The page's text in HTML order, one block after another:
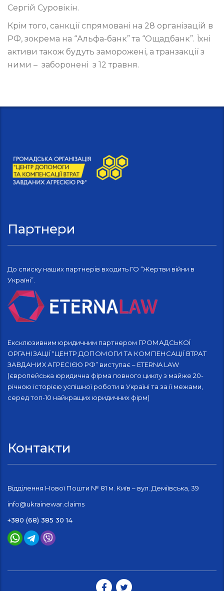
Сергій Суровікін.
Крім того, санкції спрямовані на 28 організацій в
РФ, зокрема на “Альфа-банк” та “Ощадбанк”. Їхні
активи також будуть заморожені, а транзакції з
ними – заборонені з 12 травня.
Партнери
До списку наших партнерів входить ГО “Жертви війни в
Україні”.
Ексклюзивним юридичним партнером ГРОМАДСЬКОЇ
ОРГАНІЗАЦІЇ “ЦЕНТР ДОПОМОГИ ТА КОМПЕНСАЦІЇ ВТРАТ
ЗАВДАНИХ АГРЕСІЄЮ РФ” виступає – ETERNA LAW
(європейська юридична фірма повного циклу з майже 20-
річною історією успішної роботи в Україні та за її межами,
серед топ-10 найкращих юридичних фірм)
Контакти
Відділення Нової Пошти № 81 м. Київ – вул. Деміївська, 39
info@ukrainewar.claims
+380 (68) 385 30 14